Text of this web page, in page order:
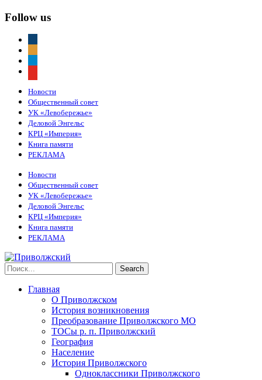
Follow us
Новости
Общественный совет
УК «Левобережье»
Деловой Энгельс
КРЦ «Империя»
Книга памяти
РЕКЛАМА
Новости
Общественный совет
УК «Левобережье»
Деловой Энгельс
КРЦ «Империя»
Книга памяти
РЕКЛАМА
Главная
О Приволжском
История возникновения
Преобразование Приволжского МО
ТОСы р. п. Приволжский
География
Население
История Приволжского
Одноклассники Приволжского